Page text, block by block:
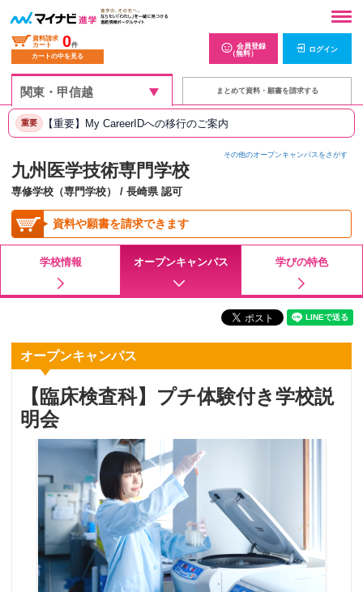
資料請求
カート
0件
カートの中を見る
会員登録
（無料）
ログイン
まとめて資料・願書を請求する
重要 【重要】My CareerIDへの移行のご案内
その他のオープンキャンパスをさがす
九州医学技術専門学校
専修学校（専門学校） / 長崎県 認可
資料や願書を請求できます
学校情報 オープンキャンパス 学びの特色
オープンキャンパス
【臨床検査科】プチ体験付き学校説
明会